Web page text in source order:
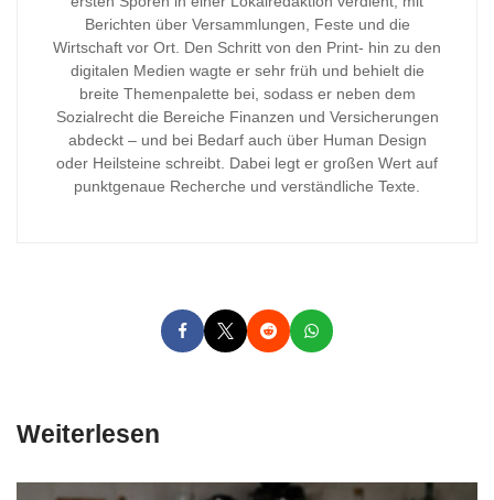
Berichten über Versammlungen, Feste und die
Wirtschaft vor Ort. Den Schritt von den Print- hin zu den
digitalen Medien wagte er sehr früh und behielt die
breite Themenpalette bei, sodass er neben dem
Sozialrecht die Bereiche Finanzen und Versicherungen
abdeckt – und bei Bedarf auch über Human Design
oder Heilsteine schreibt. Dabei legt er großen Wert auf
punktgenaue Recherche und verständliche Texte.
Weiterlesen